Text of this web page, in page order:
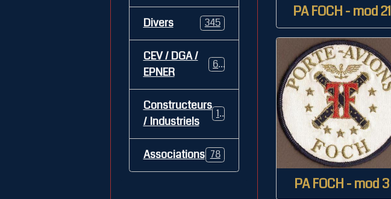
PA FOCH - mod 21
PA FOCH - mod 3
Divers 345
CEV / DGA /
EPNER
62
Constructeurs
/ Industriels
127
Associations 78